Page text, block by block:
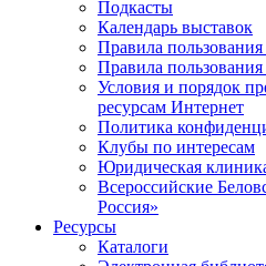
Подкасты
Календарь выставок
Правила
Правила
Условия и порядок
ресурсам Интернет
Политика
Клубы по интересам
Юридическая
Всероссийские
Россия»
Ресурсы
Каталоги